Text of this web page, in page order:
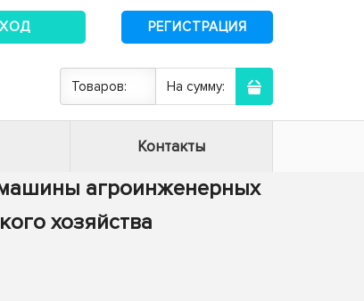
РЕГИСТРАЦИЯ
Товаров: На сумму:
Контакты
агроинженерных
хозяйства